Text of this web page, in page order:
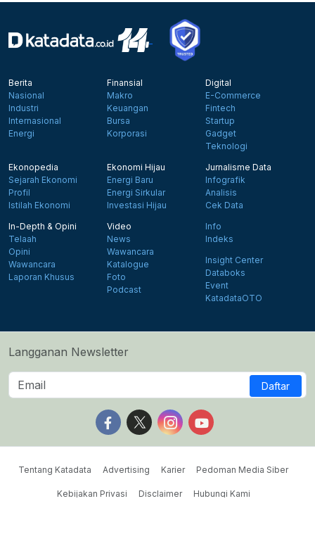
Berita
Nasional
Industri
Internasional
Energi
Finansial
Makro
Keuangan
Bursa
Korporasi
Digital
E-Commerce
Fintech
Startup
Gadget
Teknologi
Ekonopedia
Sejarah Ekonomi
Profil
Istilah Ekonomi
Ekonomi Hijau
Energi Baru
Energi Sirkular
Investasi Hijau
Jurnalisme Data
Infografik
Analisis
Cek Data
In-Depth & Opini
Telaah
Opini
Wawancara
Laporan Khusus
Video
News
Wawancara
Katalogue
Foto
Podcast
Info
Indeks
Insight Center
Databoks
Event
KatadataOTO
Langganan Newsletter
Daftar
Follow us on Facebook
Follow us on X
Follow us on Instagram
Follow us on
Tentang Katadata Advertising Karier Pedoman Media Siber
Kebijakan Privasi Disclaimer Hubungi Kami